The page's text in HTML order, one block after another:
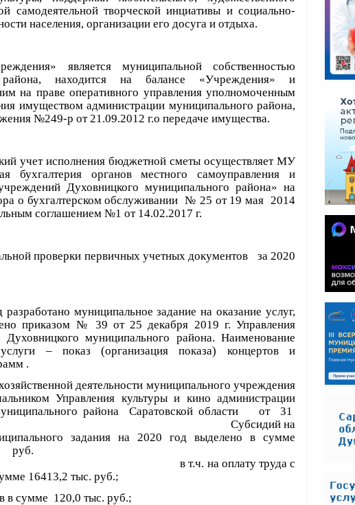
самодеятельной творческой инциативы и социально-
населения, организации его досуга и отдыха.
является муниципальной собственностью
района, находится на балансе «Учреждения» и
на праве оперативного управления уполномоченным
имуществом администрации муниципального района,
№249-р от 21.09.2012 г.о передаче имущества.
учет исполнения бюджетной сметы осуществляет МУ
бухгалтерия органов местного самоуправления и
Духовницкого муниципального района» на
о бухгалтерском обслуживании № 25 от 19 мая 2014
соглашением №1 от 14.02.2017 г.
проверки первичных учетных документов за 2020
муниципальное задание на оказание услуг,
приказом № 39 от 25 декабря 2019 г. Управления
муниципального района. Наименование
– показ (организация показа) концертов и
.
деятельности муниципального учреждения
Управления культуры и кино администрации
района Саратовской области от 31
2019 г. Субсидий на
задания на 2020 год выделено в сумме
тыс. руб.
на оплату труда с
16413,2 тыс. руб.;
в сумме 120,0 тыс. руб.;